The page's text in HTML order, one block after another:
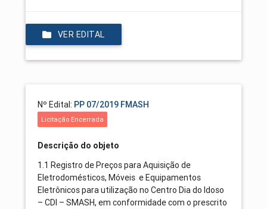
VER EDITAL
Nº Edital: PP 07/2019 FMASH
Licitação Encerrada
Descrição do objeto
1.1 Registro de Preços para Aquisição de
Eletrodomésticos, Móveis e Equipamentos
Eletrônicos para utilização no Centro Dia do Idoso
– CDI – SMASH, em conformidade com o prescrito